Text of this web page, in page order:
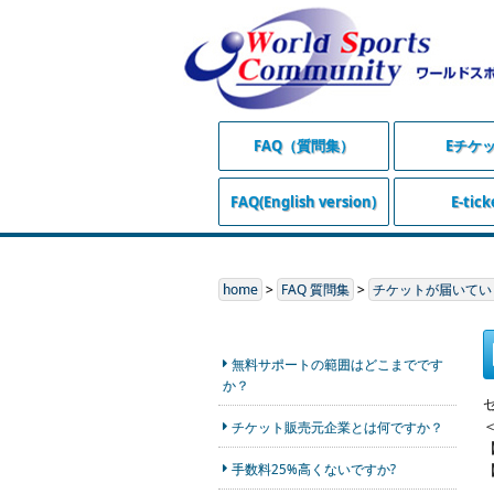
FAQ（質問集） Eチケ
FAQ(English version) E-
home > FAQ 質問集 > チケットが届いて
無料サポートの範囲はどこまでです
か？
チケット販売元企業とは何ですか？
手数料25%高くないですか?